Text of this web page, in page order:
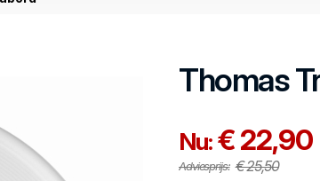
Thomas
Nu:€ 22,90
Adviesprijs: € 25,50